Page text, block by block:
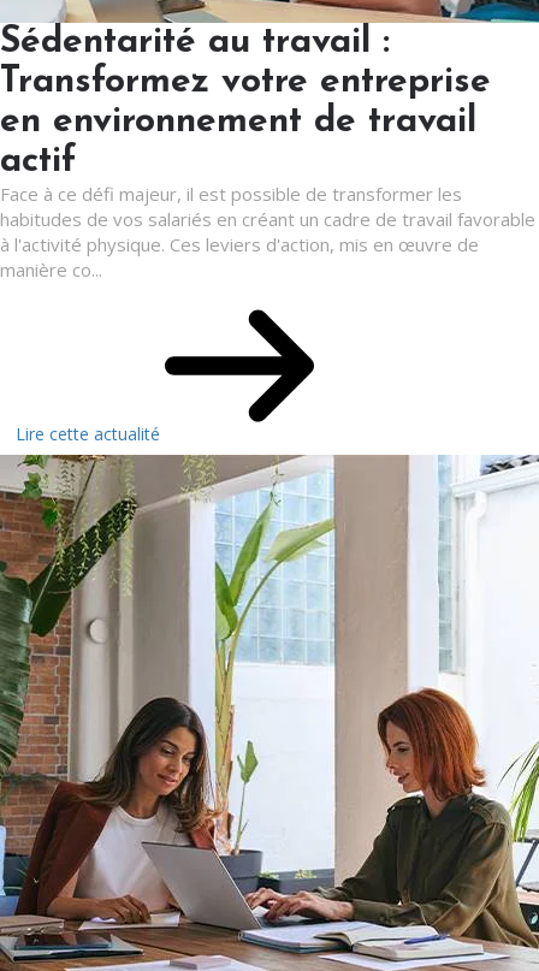
Sédentarité au travail :
Transformez votre entreprise
en environnement de travail
actif
Face à ce défi majeur, il est possible de transformer les
habitudes de vos salariés en créant un cadre de travail favorable
à l'activité physique. Ces leviers d'action, mis en œuvre de
manière co...
Lire cette actualité